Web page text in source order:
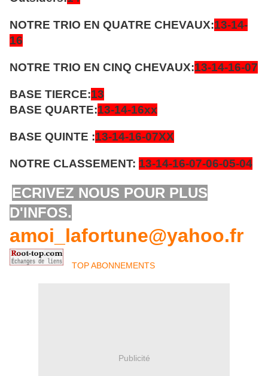
NOTRE TRIO EN QUATRE CHEVAUX:13-14-
16
NOTRE TRIO EN CINQ CHEVAUX:13-14-16-07
BASE TIERCE:13
BASE QUARTE:13-14-16xx
BASE QUINTE :13-14-16-07XX
NOTRE CLASSEMENT: 13-14-16-07-06-05-04
ECRIVEZ NOUS POUR PLUS
D'INFOS.
amoi_lafortune@yahoo.fr
TOP ABONNEMENTS
Publicité